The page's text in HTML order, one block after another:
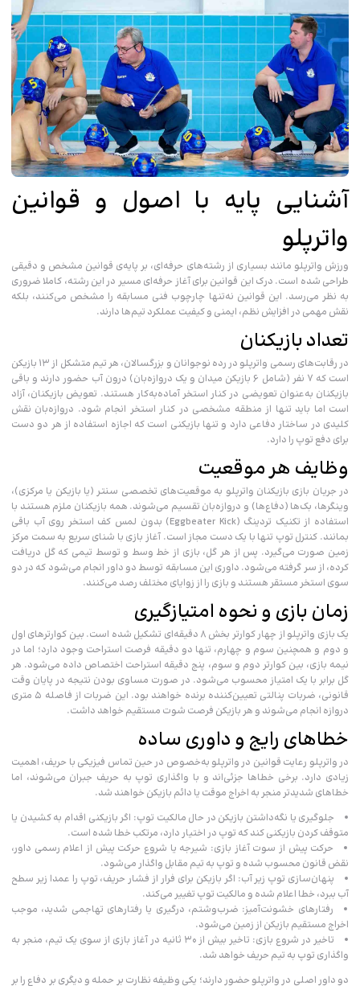
آشنایی پایه با اصول و قوانین
واترپلو
ورزش واترپلو مانند بسیاری از رشته‌های حرفه‌ای، بر پایه‌ی قوانین مشخص و دقیقی
طراحی شده است. درک این قوانین برای آغاز حرفه‌ای مسیر در این رشته، کاملا ضروری
به نظر می‌رسد. این قوانین نه‌تنها چارچوب فنی مسابقه را مشخص می‌کنند، بلکه
نقش مهمی در افزایش نظم، ایمنی و کیفیت عملکرد تیم‌ها دارند.
تعداد بازیکنان
در رقابت‌های رسمی واترپلو در رده نوجوانان و بزرگسالان، هر تیم متشکل از ۱۳ بازیکن
است که ۷ نفر (شامل 6 بازیکن میدان و یک دروازه‌بان) درون آب حضور دارند و باقی
بازیکنان به‌عنوان تعویضی در کنار استخر آماده‌به‌کار هستند. تعویض بازیکنان، آزاد
است اما باید تنها از منطقه مشخصی در کنار استخر انجام شود. دروازه‌بان نقش
کلیدی در ساختار دفاعی دارد و تنها بازیکنی‌ است که اجازه استفاده از هر دو دست
برای دفع توپ را دارد.
وظایف هر موقعیت
در جریان بازی بازیکنان واترپلو به موقعیت‌های تخصصی سنتر (یا بازیکن یا مرکزی)،
وینگرها، بک‌ها (دفاع‌ها) و دروازه‌بان تقسیم می‌شوند. همه بازیکنان ملزم هستند با
استفاده از تکنیک تردینگ (Eggbeater Kick) بدون لمس کف استخر روی آب باقی
بمانند. کنترل توپ تنها با یک دست مجاز است. آغاز بازی با شنای سریع به سمت مرکز
زمین صورت می‌گیرد. پس از هر گل، بازی از خط وسط و توسط تیمی که گل دریافت
کرده، از سر گرفته می‌شود. داوری این مسابقه توسط دو داور انجام می‌شود که در دو
سوی استخر مستقر هستند و بازی را از زوایای مختلف رصد می‌کنند.
زمان بازی و نحوه امتیازگیری
یک بازی واترپلو از چهار کوارتر بخش ۸ دقیقه‌ای تشکیل شده است. بین کوارترهای اول
و دوم و همچنین سوم و چهارم، تنها دو دقیقه فرصت استراحت وجود دارد؛ اما در
نیمه بازی، بین کوارتر دوم و سوم، پنج دقیقه استراحت اختصاص داده می‌شود. هر
گل برابر با یک امتیاز محسوب می‌شود. در صورت مساوی بودن نتیجه در پایان وقت
قانونی، ضربات پنالتی تعیین‌کننده برنده خواهند بود. این ضربات از فاصله ۵ متری
دروازه انجام می‌شوند و هر بازیکن فرصت شوت مستقیم خواهد داشت.
خطاهای رایج و داوری ساده
در واترپلو رعایت قوانین در واترپلو به‌خصوص در حین تماس فیزیکی با حریف، اهمیت
زیادی دارد. برخی خطاها جزئی‌اند و با واگذاری توپ به حریف جبران می‌شوند، اما
خطاهای شدیدتر منجر به اخراج موقت یا دائم بازیکن خواهند شد.
جلوگیری یا نگه‌داشتن بازیکن در حال مالکیت توپ: اگر بازیکنی اقدام به کشیدن یا
متوقف کردن بازیکنی کند که توپ در اختیار دارد، مرتکب خطا شده است.
حرکت پیش از سوت آغاز بازی: شیرجه یا شروع حرکت پیش از اعلام رسمی داور،
نقض قانون محسوب شده و توپ به تیم مقابل واگذار می‌شود.
پنهان‌سازی توپ زیر آب: اگر بازیکن برای فرار از فشار حریف، توپ را عمدا زیر سطح
آب ببرد، خطا اعلام شده و مالکیت توپ تغییر می‌کند.
رفتارهای خشونت‌آمیز: ضرب‌وشتم، درگیری یا رفتارهای تهاجمی شدید، موجب
اخراج مستقیم بازیکن از زمین می‌شود.
تاخیر در شروع بازی: تاخیر بیش از ۳۰ ثانیه در آغاز بازی از سوی یک تیم، منجر به
واگذاری توپ به تیم حریف خواهد شد.
دو داور اصلی در واترپلو حضور دارند؛ یکی وظیفه نظارت بر حمله و دیگری بر دفاع را بر